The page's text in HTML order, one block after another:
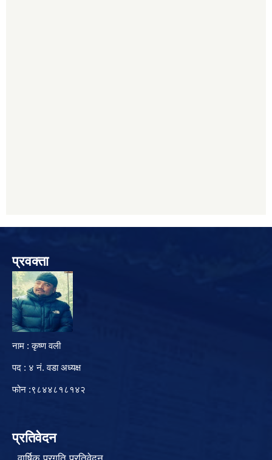
प्रवक्ता
नाम : कृष्ण वली
पद : ४ नं. वडा अध्यक्ष
फोन :९८४४८१८१४२
प्रतिवेदन